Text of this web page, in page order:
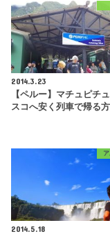
2014.3.23
【ペルー】マチュピチ
スコへ安く列車で帰る
2014.5.18